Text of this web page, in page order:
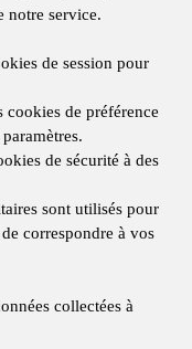
notre service.
de session pour
cookies de préférence
de sécurité à des
sont utilisés pour
correspondre à vos
collectées à